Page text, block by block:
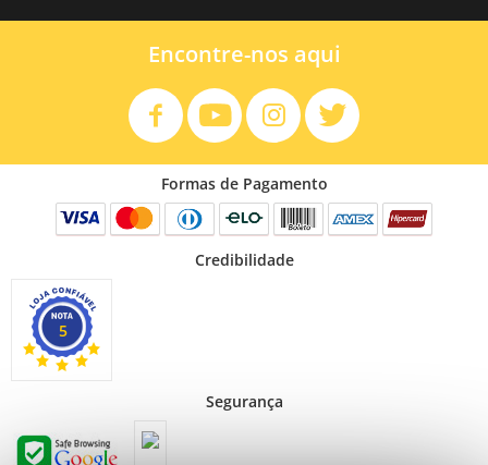
Encontre-nos aqui
Formas de Pagamento
Credibilidade
5
Segurança